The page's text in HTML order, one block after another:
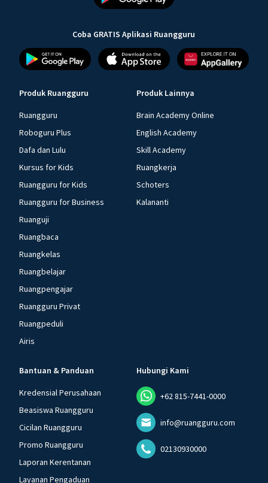
Coba GRATIS Aplikasi Ruangguru
Produk Ruangguru
Ruangguru
Roboguru Plus
Dafa dan Lulu
Kursus for Kids
Ruangguru for Kids
Ruangguru for Business
Ruanguji
Ruangbaca
Ruangkelas
Ruangbelajar
Ruangpengajar
Ruangguru Privat
Ruangpeduli
Airis
Produk Lainnya
Brain Academy Online
English Academy
Skill Academy
Ruangkerja
Schoters
Kalananti
Bantuan & Panduan
Kredensial Perusahaan
Beasiswa Ruangguru
Cicilan Ruangguru
Promo Ruangguru
Laporan Kerentanan
Layanan Pengaduan
Hubungi Kami
+62 815-7441-0000
info@ruangguru.com
02130930000